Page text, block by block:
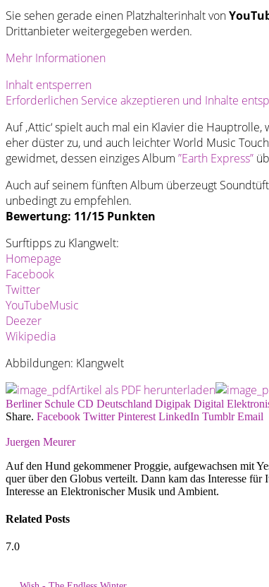
Sie sehen gerade einen Platzhalterinhalt von
Drittanbieter weitergegeben werden.
Mehr Informationen
Inhalt entsperren
Erforderlichen Service akzeptieren und Inhalte
Auf ‚Attic‘ spielt auch mal ein Klavier die
eher düster zu, und auch leichter World Music
gewidmet, dessen einziges Album ”Earth Express”
Auch auf seinem fünften Album überzeugt
unbedingt zu empfehlen.
Bewertung: 11/15 Punkten
Surftipps zu Klangwelt:
Homepage
Facebook
Twitter
YouTubeMusic
Deezer
Wikipedia
Abbildungen: Klangwelt
Artikel als PDF herunterladen
Berliner Schule CD Deutschland Digipak Digital
Share. Facebook Twitter Pinterest LinkedIn Tumblr Email
Juergen Meurer
Auf den Hund gekommener Proggie, aufgewachsen mit
quer über den Globus verteilt. Dann kam das Interesse
Interesse an Elektronischer Musik und Ambient.
Related Posts
7.0